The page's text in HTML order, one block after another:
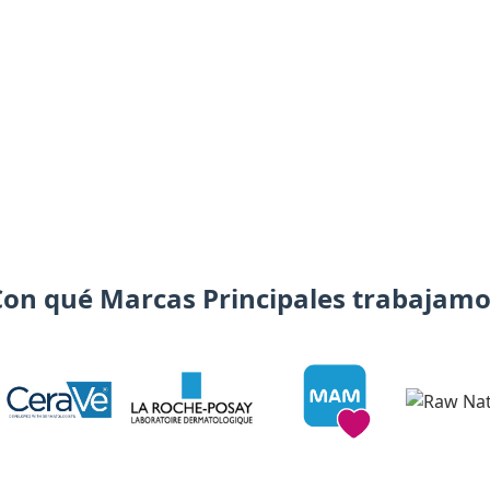
qué Marcas Principales